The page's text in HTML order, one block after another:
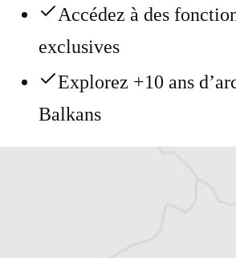
Accédez à des
exclusives
Explorez +10 ans
Balkans